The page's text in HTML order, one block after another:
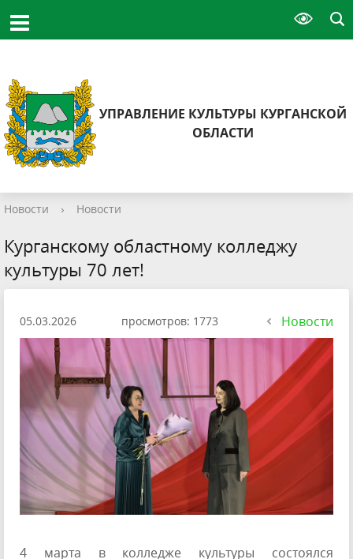
УПРАВЛЕНИЕ КУЛЬТУРЫ КУРГАНСКОЙ
ОБЛАСТИ
Новости › Новости
Курганскому областному колледжу
культуры 70 лет!
05.03.2026 просмотров: 1773 Новости
4 марта в колледже культуры состоялся